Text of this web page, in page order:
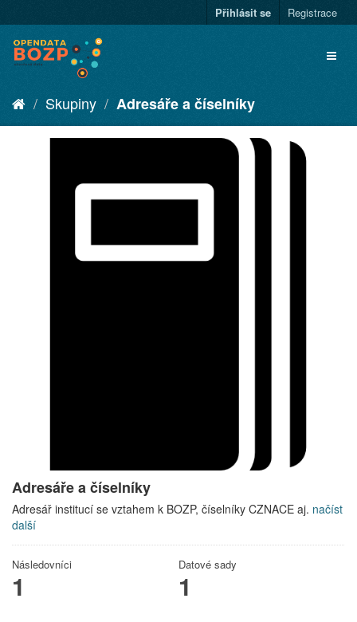
Přihlásit se Registrace
Skupiny Adresáře a číselníky
Adresáře a číselníky
Adresář institucí se vztahem k BOZP, číselníky CZNACE aj. načíst
další
Následovníci
1
Datové sady
1